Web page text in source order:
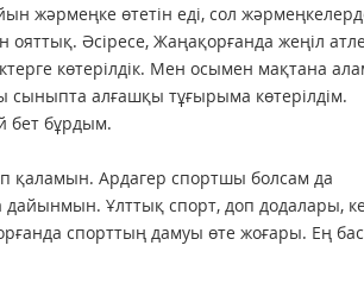
жәрмеңке өтетін еді, сол
Әсіресе, Жаңақорғанда жеңіл
көтерілдік. Мен осымен мақтана
сыныпта алғашқы тұғырыма көтерілдім.
бет бұрдым.
қаламын. Ардагер спортшы болсам да
дайынмын. Ұлттық спорт, доп додалары,
спорттың дамуы өте жоғары. Ең